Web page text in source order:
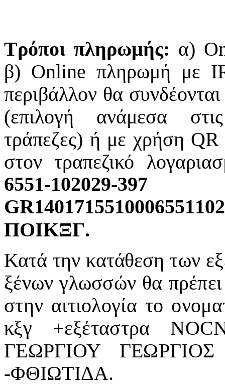
Τρόποι πληρωμής: α)
β) Online πληρωμή με
περιβάλλον θα
(επιλογή ανάμεσα
τράπεζες) ή με χρήση
στον τραπεζικό
6551-102029-397
GR1401715510006551102
ΠΟΙΚΞΓ.
Κατά την κατάθεση των
ξένων γλωσσών θα
στην αιτιολογία το
κξγ +εξέταστρα
ΓΕΩΡΓΙΟΥ
-ΦΘΙΩΤΙΔΑ.